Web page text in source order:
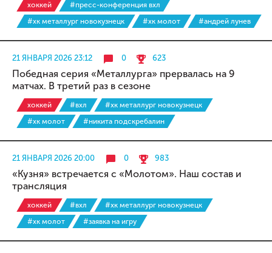
хоккей
#пресс-конференция вхл
#хк металлург новокузнецк
#хк молот #андрей лунев
21 ЯНВАРЯ 2026 23:12 0 623
Победная серия «Металлурга» прервалась на 9
матчах. В третий раз в сезоне
хоккей #вхл
#хк металлург новокузнецк
#хк молот
#никита подскребалин
21 ЯНВАРЯ 2026 20:00 0 983
«Кузня» встречается с «Молотом». Наш состав и
трансляция
хоккей #вхл
#хк металлург новокузнецк
#хк молот
#заявка на игру